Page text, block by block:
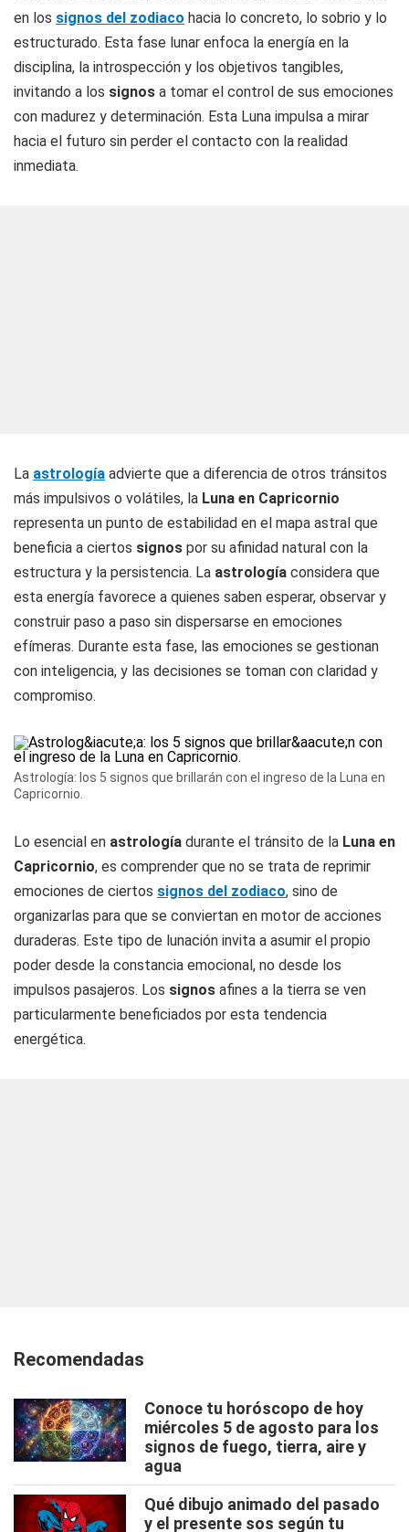
en los signos del zodiaco hacia lo concreto, lo sobrio y lo
estructurado. Esta fase lunar enfoca la energía en la
disciplina, la introspección y los objetivos tangibles,
invitando a los signos a tomar el control de sus emociones
con madurez y determinación. Esta Luna impulsa a mirar
hacia el futuro sin perder el contacto con la realidad
inmediata.
La astrología advierte que a diferencia de otros tránsitos
más impulsivos o volátiles, la Luna en Capricornio
representa un punto de estabilidad en el mapa astral que
beneficia a ciertos signos por su afinidad natural con la
estructura y la persistencia. La astrología considera que
esta energía favorece a quienes saben esperar, observar y
construir paso a paso sin dispersarse en emociones
efímeras. Durante esta fase, las emociones se gestionan
con inteligencia, y las decisiones se toman con claridad y
compromiso.
Astrología: los 5 signos que brillarán con el ingreso de la Luna en
Capricornio.
Lo esencial en astrología durante el tránsito de la Luna en
Capricornio, es comprender que no se trata de reprimir
emociones de ciertos signos del zodiaco, sino de
organizarlas para que se conviertan en motor de acciones
duraderas. Este tipo de lunación invita a asumir el propio
poder desde la constancia emocional, no desde los
impulsos pasajeros. Los signos afines a la tierra se ven
particularmente beneficiados por esta tendencia
energética.
Recomendadas
Conoce tu horóscopo de hoy
miércoles 5 de agosto para los
signos de fuego, tierra, aire y
agua
Qué dibujo animado del pasado
y el presente sos según tu